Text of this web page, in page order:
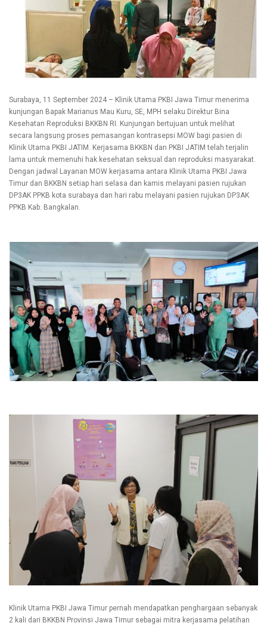
Surabaya, 11 September 2024 – Klinik Utama PKBI Jawa Timur menerima
kunjungan Bapak Marianus Mau Kuru, SE, MPH selaku Direktur Bina
Kesehatan Reproduksi BKKBN RI. Kunjungan bertujuan untuk melihat
secara langsung proses pemasangan kontrasepsi MOW bagi pasien di
Klinik Utama PKBI JATIM. Kerjasama BKKBN dan PKBI JATIM telah terjalin
lama untuk memenuhi hak kesehatan seksual dan reproduksi masyarakat.
Dengan jadwal Layanan MOW kerjasama antara Klinik Utama PKBI Jawa
Timur dan BKKBN setiap hari selasa dan kamis melayani pasien rujukan
DP3AK PPKB kota surabaya dan hari rabu melayani pasien rujukan DP3AK
PPKB Kab. Bangkalan.
Klinik Utama PKBI Jawa Timur pernah mendapatkan penghargaan sebanyak
2 kali dari BKKBN Provinsi Jawa Timur sebagai mitra kerjasama pelatihan